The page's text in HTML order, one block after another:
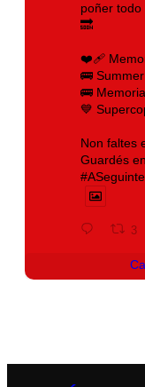
poñer
🔜
❤️‍🩹
🚌
🚌
💙
Non faltes
Guardés
3